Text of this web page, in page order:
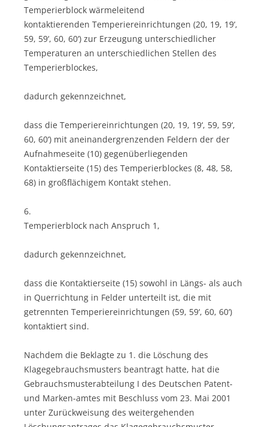
Temperierblock wärmeleitend
kontaktierenden Temperiereinrichtungen (20, 19, 19‘,
59, 59‘, 60, 60‘) zur Erzeugung unterschiedlicher
Temperaturen an unterschiedlichen Stellen des
Temperierblockes,
dadurch gekennzeichnet,
dass die Temperiereinrichtungen (20, 19, 19‘, 59, 59‘,
60, 60‘) mit aneinandergrenzenden Feldern der der
Aufnahmeseite (10) gegenüberliegenden
Kontaktierseite (15) des Temperierblockes (8, 48, 58,
68) in großflächigem Kontakt stehen.
6.
Temperierblock nach Anspruch 1,
dadurch gekennzeichnet,
dass die Kontaktierseite (15) sowohl in Längs- als auch
in Querrichtung in Felder unterteilt ist, die mit
getrennten Temperiereinrichtungen (59, 59‘, 60, 60‘)
kontaktiert sind.
Nachdem die Beklagte zu 1. die Löschung des
Klagegebrauchsmusters beantragt hatte, hat die
Gebrauchsmusterabteilung I des Deutschen Patent-
und Marken-amtes mit Beschluss vom 23. Mai 2001
unter Zurückweisung des weitergehenden